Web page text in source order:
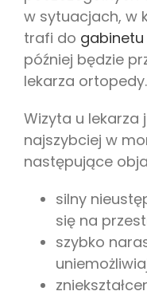
w sytuacjach, w
trafi do
później będzie
lekarza ortopedy.
Wizyta u lekarza
najszybciej w
następujące
silny
się na
szybko